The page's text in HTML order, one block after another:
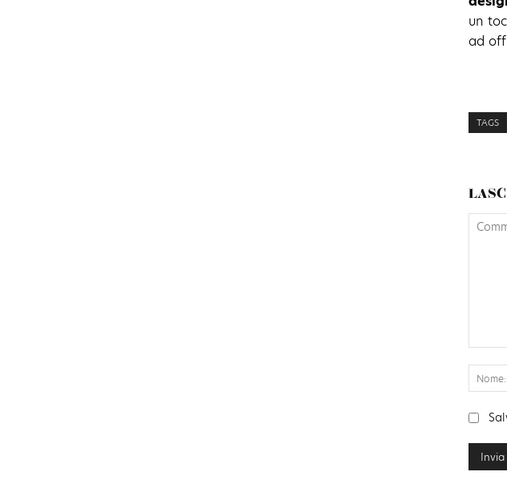
un
ad
TAGS